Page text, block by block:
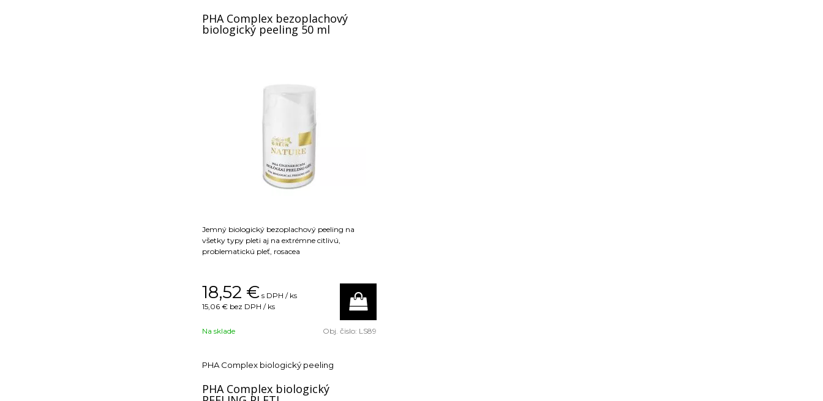
PHA Complex bezoplachový
biologický peeling 50 ml
Jemný biologický bezoplachový peeling na
všetky typy pleti aj na extrémne citlivú,
problematickú pleť, rosacea
18,52 € s DPH / ks
15,06 € bez DPH / ks
Na sklade Obj. čislo: LS89
PHA Complex biologický peeling
PHA Complex biologický